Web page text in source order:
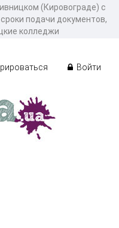
(Кировограде) с
подачи документов,
колледжи
Войти